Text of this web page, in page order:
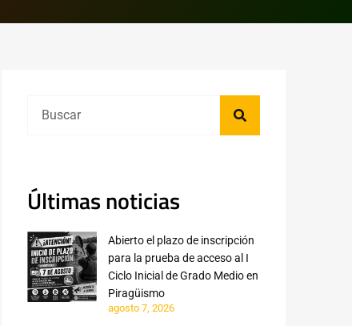
Últimas noticias
Abierto el plazo de inscripción
para la prueba de acceso al I
Ciclo Inicial de Grado Medio en
Piragüismo
agosto 7, 2026